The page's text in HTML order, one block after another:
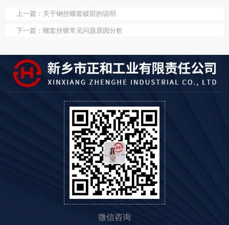
上一篇： 关于钢丝螺套镀层的说明
下一篇： 螺套丝锥常见问题原因分析
微信咨询